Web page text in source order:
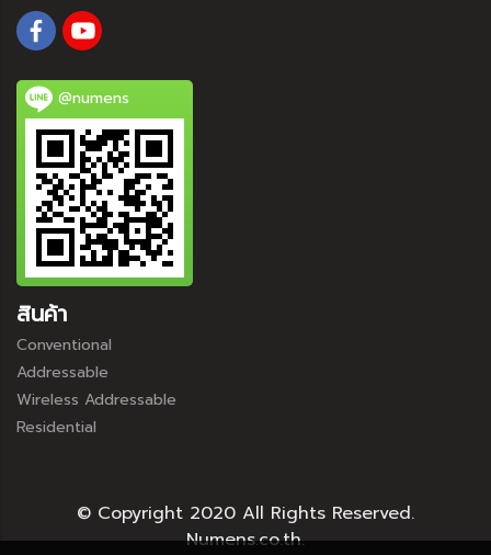
@numens
สินค้า
Conventional
Addressable
Wireless Addressable
Residential
© Copyright 2020 All Rights Reserved.
Numens.co.th.